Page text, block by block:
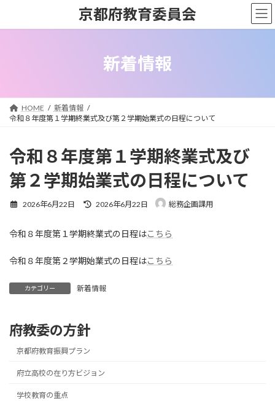
テ
ゲ
京都府教育委員会
新着情報
HOME
新着情報
令和８年度第１学期終業式及び第２学期始業式の日程について
令和８年度第１学期終業式及び
第２学期始業式の日程について
2026年6月22日
最
新
時
:
2026年6月22日 総務企画課用
令和８年度第１学期終業式の日程はこちら
令和８年度第２学期始業式の日程はこちら
カテゴリー 新着情報
府教委の方針
京都府教育振興プラン
府立高校の在り方ビジョン
学校教育の重点